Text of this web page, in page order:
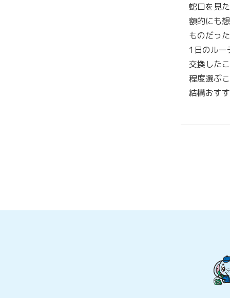
蛇口を見
額的にも
ものだっ
1日のルー
交換した
程度選ぶ
結構おす